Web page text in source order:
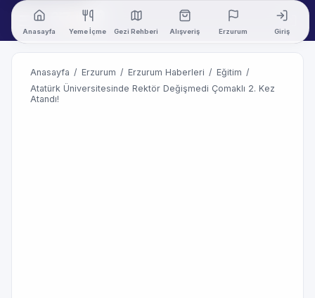
Anasayfa Yeme İçme Gezi Rehberi Alışveriş Erzurum Giriş
Anasayfa / Erzurum / Erzurum Haberleri / Eğitim /
Atatürk Üniversitesinde Rektör Değişmedi Çomaklı 2. Kez
Atandı!